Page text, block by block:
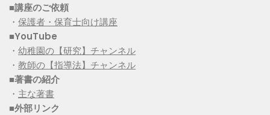
■講座のご依頼
・ 保護者・保育士向け講座
■YouTube
・ 幼稚園の【研究】チャンネル
・ 教師の【指導法】チャンネル
■著書の紹介
・ 主な著書
■外部リンク